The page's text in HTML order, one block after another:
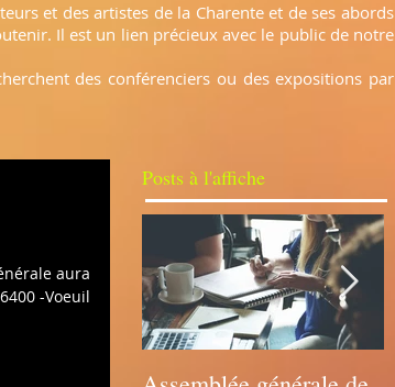
et des artistes de la Charente et de ses abords
Il est un lien précieux avec le public de notre
des conférenciers ou des expositions par
aura
-Voeuil
Posts à l'affiche